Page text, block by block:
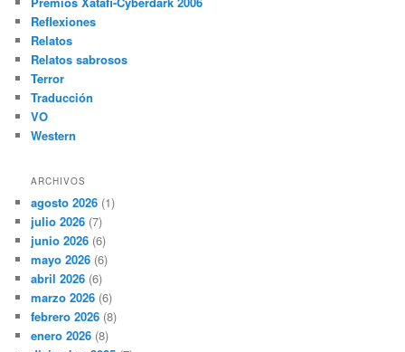
Reflexiones
Relatos
Relatos sabrosos
Terror
Traducción
VO
Western
ARCHIVOS
agosto 2026 (1)
julio 2026 (7)
junio 2026 (6)
mayo 2026 (6)
abril 2026 (6)
marzo 2026 (6)
febrero 2026 (8)
enero 2026 (8)